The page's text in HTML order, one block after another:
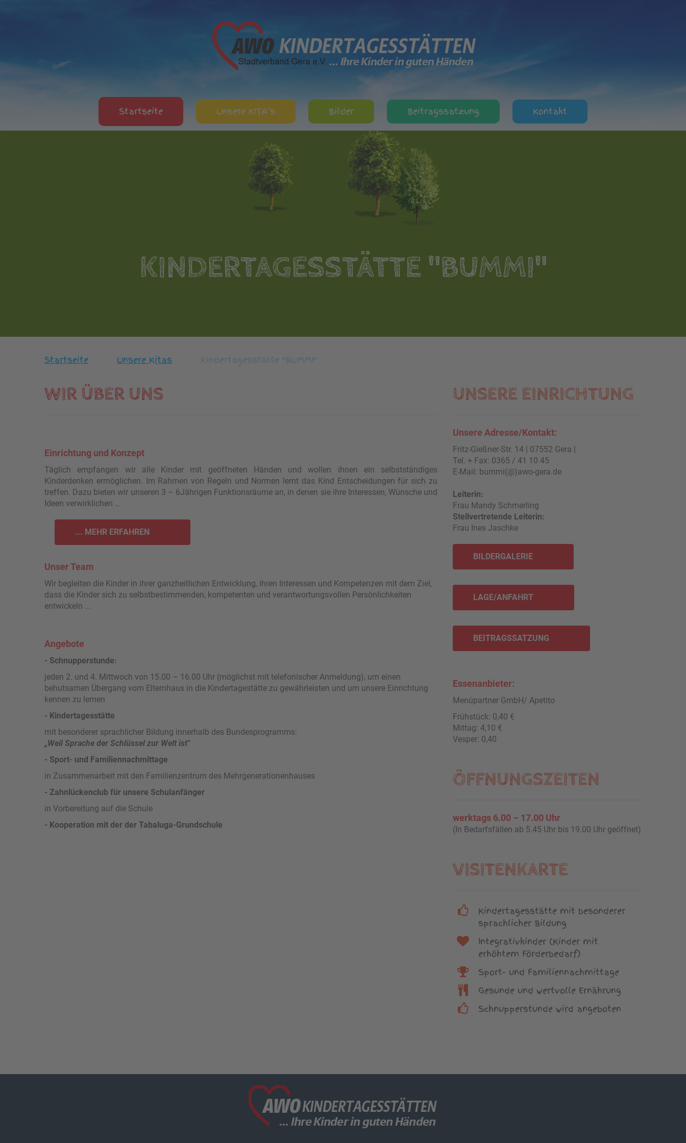
Startseite Unsere KITA´s Bilder Beitragssatzung Kontakt
KINDERTAGESSTÄTTE "BUMMI"
Startseite Unsere Kitas Kindertagesstätte "BUMMI"
WIR ÜBER UNS
Einrichtung und Konzept
Täglich empfangen wir alle Kinder mit geöffneten Händen und wollen ihnen ein selbstständiges
Kinderdenken ermöglichen. Im Rahmen von Regeln und Normen lernt das Kind Entscheidungen für sich zu
treffen. Dazu bieten wir unseren 3 – 6Jährigen Funktionsräume an, in denen sie ihre Interessen, Wünsche und
Ideen verwirklichen ...
... MEHR ERFAHREN
Unser Team
Wir beglei­ten die Kinder in ihrer ganzheitlichen Entwicklung, ihren Interessen und Kompetenzen mit dem Ziel,
dass die Kinder sich zu selbstbestimmenden, kompetenten und verantwor­tungsvollen Persönlichkeiten
entwickeln ...
Angebote
- Schnupperstunde:
jeden 2. und 4. Mittwoch von 15.00 – 16.00 Uhr (möglichst mit telefonischer Anmeldung), um einen
behutsamen Übergang vom Elternhaus in die Kindertagestätte zu gewährleisten und um unsere Einrichtung
kennen zu lernen
- Kindertagesstätte
mit besonderer sprachlicher Bildung innerhalb des Bundesprogramms:
„Weil Sprache der Schlüssel zur Welt ist"
- Sport- und Familiennachmittage
in Zusammenarbeit mit den Familienzentrum des Mehrgenerationenhauses
- Zahnlückenclub für unsere Schulanfänger
in Vorbereitung auf die Schule
- Kooperation mit der der Tabaluga-Grundschule
UNSERE EINRICHTUNG
Unsere Adresse/Kontakt:
Fritz-Gießner-Str. 14 | 07552 Gera |
Tel. + Fax: 0365 / 41 10 45
E-Mail: bummi(@)awo-gera.de
Leiterin:
Frau Mandy Schmerling
Stellvertretende Leiterin:
Frau Ines Jaschke
BILDERGALERIE
LAGE/ANFAHRT
BEITRAGSSATZUNG
Essenanbieter:
Menüpartner GmbH/ Apetito
Frühstück: 0,40 €
Mittag: 4,10 €
Vesper: 0,40
ÖFFNUNGSZEITEN
werktags 6.00 – 17.00 Uhr
(In Bedarfsfällen ab 5.45 Uhr bis 19.00 Uhr geöffnet)
VISITENKARTE
Kindertagesstätte mit besonderer
sprachlicher Bildung
Integrativkinder (Kinder mit
erhöhtem Förderbedarf)
Sport- und Familiennachmittage
Gesunde und wertvolle Ernährung
Schnupperstunde wird angeboten